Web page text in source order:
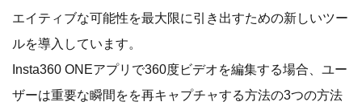
エイティブな可能性を最大限に引き出すための新しいツー
ルを導入しています。
Insta360 ONEアプリで360度ビデオを編集する場合、ユー
ザーは重要な瞬間をを再キャプチャする方法の3つの方法